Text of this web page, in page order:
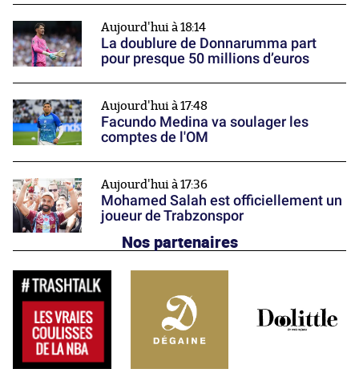
Aujourd'hui à 18:14
La doublure de Donnarumma part
pour presque 50 millions d’euros
Aujourd'hui à 17:48
Facundo Medina va soulager les
comptes de l'OM
Aujourd'hui à 17:36
Mohamed Salah est officiellement un
joueur de Trabzonspor
Nos partenaires